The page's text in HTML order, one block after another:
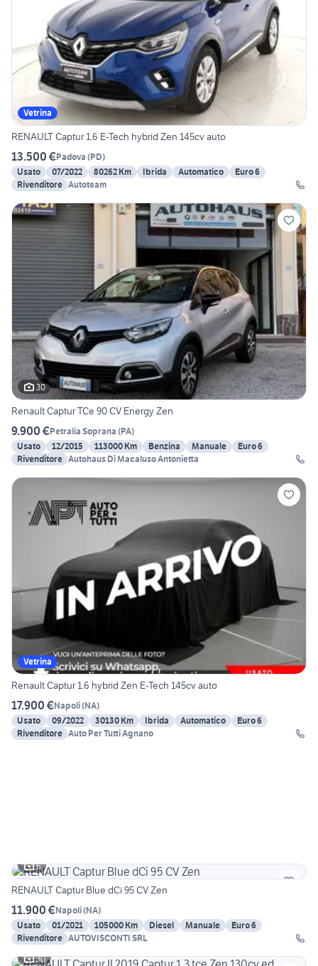
Vetrina
RENAULT Captur 1.6 E-Tech hybrid Zen 145cv auto
13.500 €Padova (PD)
Usato
07/2022 80262 Km Ibrida Automatico
Euro 6
Rivenditore Autoteam
30
Renault Captur TCe 90 CV Energy Zen
9.900 €Petralia Soprana (PA)
Usato
12/2015 113000 Km Benzina Manuale
Euro 6
Rivenditore Autohaus Di Macaluso Antonietta
Vetrina
Renault Captur 1.6 hybrid Zen E-Tech 145cv auto
17.900 €Napoli(NA)
Usato
09/2022 30130 Km Ibrida Automatico
Euro 6
Rivenditore Auto Per Tutti Agnano
6
RENAULT Captur Blue dCi 95 CV Zen
11.900 €Napoli(NA)
Usato
01/2021 105000 Km Diesel Manuale
Euro 6
Rivenditore AUTOVISCONTI SRL
30